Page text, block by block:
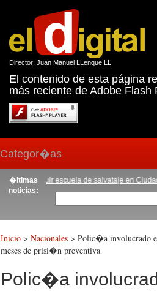
Director: Juan Manuel LLenque LL
El contenido de esta página
más reciente de Adobe Flash
Categor�as
�ltimas
noticias:
escuela de salvataje en Ciudad Eten
Inicio > Nacionales > Polic�a involucrado
meses de prisi�n preventiva
Polic�a